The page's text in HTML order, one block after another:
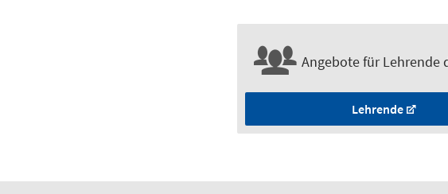
Angebote für Lehrende
Lehrende